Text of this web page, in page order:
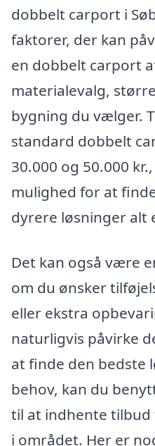
dobbelt carport i
faktorer, der kan
en dobbelt carport
materialevalg,
bygning du vælger.
standard dobbelt
30.000 og 50.000
mulighed for at
dyrere løsninger alt
Det kan også være
om du ønsker
eller ekstra
naturligvis påvirke
at finde den bedste
behov, kan du
til at indhente
i området. Her er